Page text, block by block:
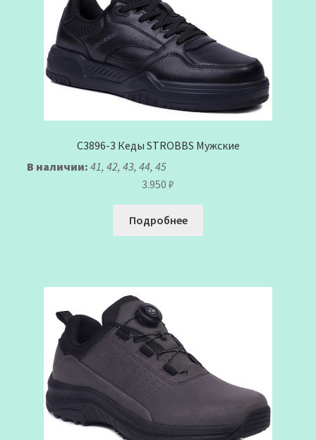
C3896-3 Кеды STROBBS Мужские
В наличии: 41, 42, 43, 44, 45
3.950 ₽
Подробнее